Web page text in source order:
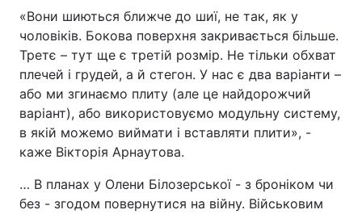
«Вони шиються ближче до шиї, не так, як у
чоловіків. Бокова поверхня закривається більше.
Третє – тут ще є третій розмір. Не тільки обхват
плечей і грудей, а й стегон. У нас є два варіанти –
або ми згинаємо плиту (але це найдорожчий
варіант), або використовуємо модульну систему,
в якій можемо виймати і вставляти плити», -
каже Вікторія Арнаутова.
… В планах у Олени Білозерської - з броніком чи
без - згодом повернутися на війну. Військовим